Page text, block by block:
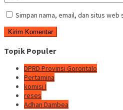
Simpan nama, email, dan situs
Topik Populer
DPRD Provinsi Gorontalo
Pertamina
komisi I
reses
Adhan Dambea